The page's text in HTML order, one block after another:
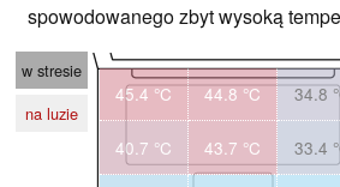
spowodowanego zbyt wysoką
w stresie
na luzie
45.4 °C 44.8 °C 34.8
40.7 °C 43.7 °C 33.4